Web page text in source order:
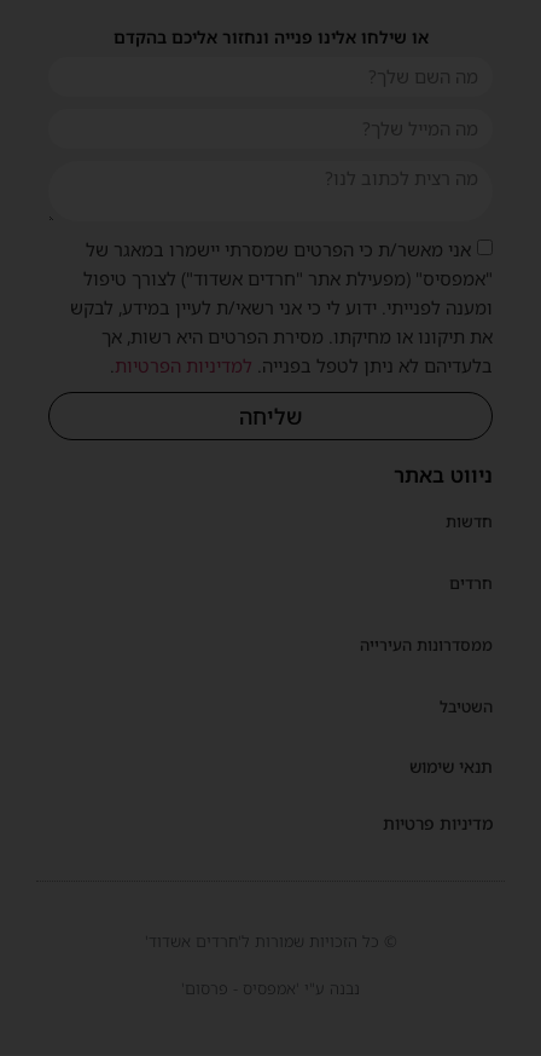
ניווט באתר
חדשות
חרדים
ממסדרונות העירייה
השטיבל
תנאי שימוש
מדיניות פרטיות
או שילחו אלינו פנייה ונחזור אליכם בהקדם
אני מאשר/ת כי הפרטים שמסרתי יישמרו במאגר של
"אמפסיס" (מפעילת אתר "חרדים אשדוד") לצורך טיפול
ומענה לפנייתי. ידוע לי כי אני רשאי/ת לעיין במידע, לבקש
את תיקונו או מחיקתו. מסירת הפרטים היא רשות, אך
בלעדיהם לא ניתן לטפל בפנייה. למדיניות הפרטיות.
שליחה
© כל הזכויות שמורות ל'חרדים אשדוד'
נבנה ע"י 'אמפסיס - פרסום'